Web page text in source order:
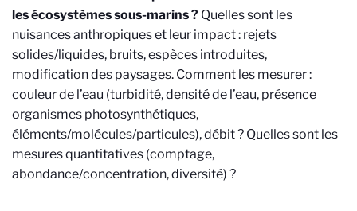
les écosystèmes sous-marins ? Quelles sont les
nuisances anthropiques et leur impact : rejets
solides/liquides, bruits, espèces introduites,
modification des paysages. Comment les mesurer :
couleur de l’eau (turbidité, densité de l’eau, présence
organismes photosynthétiques,
éléments/molécules/particules), débit ? Quelles sont les
mesures quantitatives (comptage,
abondance/concentration, diversité) ?